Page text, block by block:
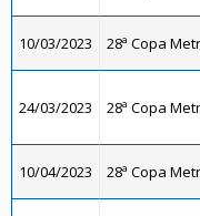
10/03/2023 28ª Copa
24/03/2023 28ª Copa
10/04/2023 28ª Copa